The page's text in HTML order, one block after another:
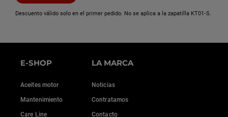
Descuento válido solo en el primer pedido. No se aplica a la zapatilla KT01‑S.
E-SHOP
Aceites motor
Mantenimiento
Care Line
LA MARCA
Noticias
Contratamos
Contacto